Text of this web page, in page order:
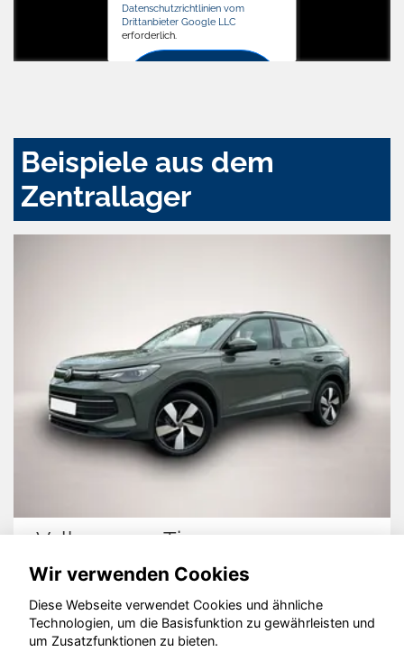
Datenschutzrichtlinien vom
Drittanbieter Google LLC
erforderlich.
Beispiele aus dem
Zentrallager
Tiguan
© konjunkturmotor.de GmbH 2020 - 2026
Wir verwenden Cookies
Diese Webseite verwendet Cookies und ähnliche
Technologien, um die Basisfunktion zu gewährleisten und
um Zusatzfunktionen zu bieten.